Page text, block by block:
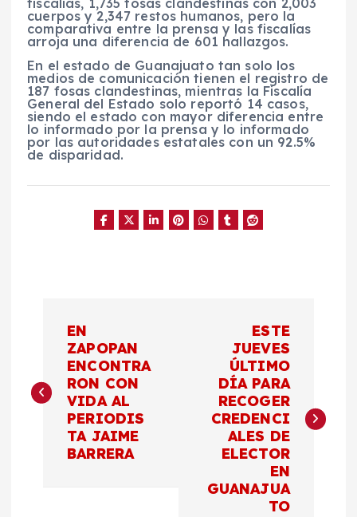
fiscalías, 1,735 fosas clandestinas con 2,003
cuerpos y 2,347 restos humanos, pero la
comparativa entre la prensa y las fiscalías
arroja una diferencia de 601 hallazgos.
En el estado de Guanajuato tan solo los
medios de comunicación tienen el registro de
187 fosas clandestinas, mientras la Fiscalía
General del Estado solo reportó 14 casos,
siendo el estado con mayor diferencia entre
lo informado por la prensa y lo informado
por las autoridades estatales con un 92.5%
de disparidad.
v
EN
ZAPOPAN
ENCONTRA
RON CON
VIDA AL
PERIODIS
TA JAIME
BARRERA
ESTE
JUEVES
ÚLTIMO
DÍA PARA
RECOGER
CREDENCI
ALES DE
ELECTOR
EN
GUANAJUA
TO